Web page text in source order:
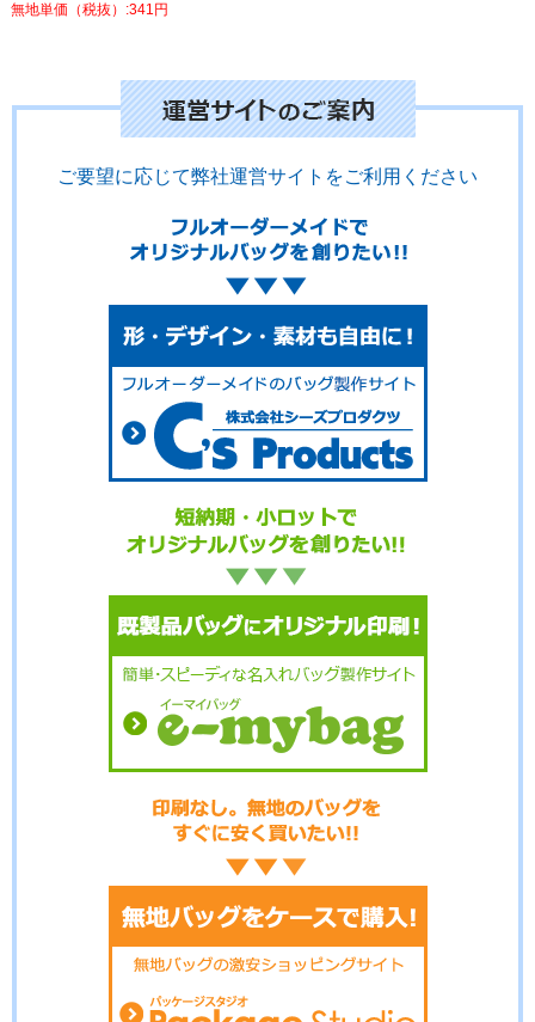
無地単価（税抜）:341円
ご要望に応じて弊社運営サイトをご利用ください